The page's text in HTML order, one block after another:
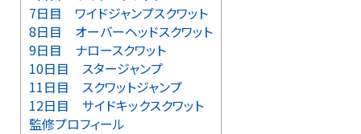
7日目 ワイドジャンプスクワット
8日目 オーバーヘッドスクワット
9日目 ナロースクワット
10日目 スタージャンプ
11日目 スクワットジャンプ
12日目 サイドキックスクワット
監修プロフィール